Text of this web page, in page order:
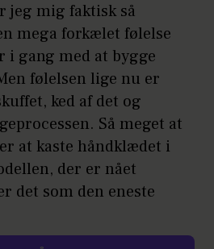
jeg mig faktisk så
mega forkælet følelse
i gang med at bygge
følelsen lige nu er
ked af det og
Så meget at
at kaste håndklædet i
der er nået
det som den eneste